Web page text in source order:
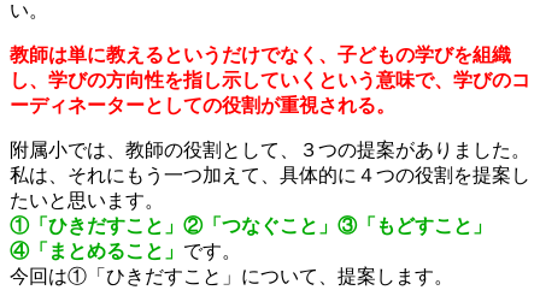
い。
教師は単に教えるというだけでなく、子どもの学びを組織
し、学びの方向性を指し示していくという意味で、学びのコ
ーディネーターとしての役割が重視される。
附属小では、教師の役割として、３つの提案がありました。
私は、それにもう一つ加えて、具体的に４つの役割を提案し
たいと思います。
①「ひきだすこと」②「つなぐこと」③「もどすこと」
④「まとめること」 です。
今回は①「ひきだすこと」について、提案します。